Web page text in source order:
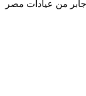
جابر من عيادات مصر